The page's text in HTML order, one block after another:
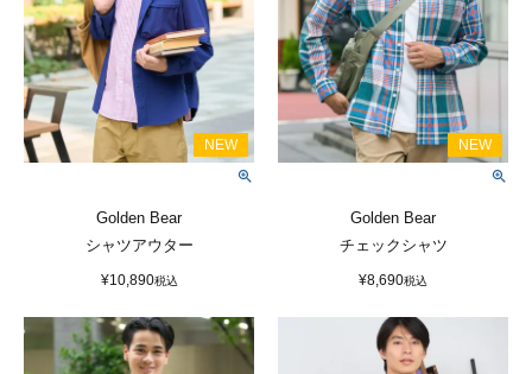
Golden Bear
シャツアウター
¥10,890税込
Golden Bear
チェックシャツ
¥8,690税込